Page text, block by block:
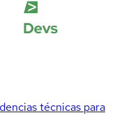
técnicas para